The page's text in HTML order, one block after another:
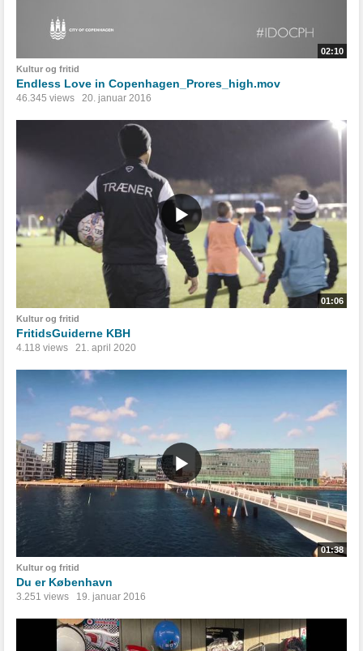
02:10
Kultur og fritid
Endless Love in Copenhagen_Prores_high.mov
46.345 views 20. januar 2016
01:06
Kultur og fritid
FritidsGuiderne KBH
4.118 views 21. april 2020
01:38
Kultur og fritid
Du er København
3.251 views 19. januar 2016